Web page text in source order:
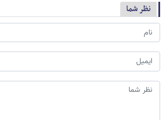
نظر شما